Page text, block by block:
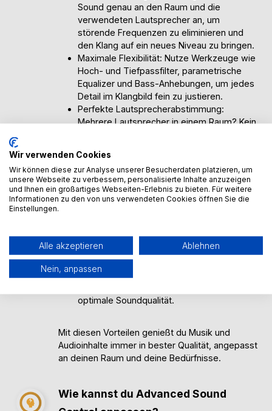
Sound genau an den Raum und die
verwendeten Lautsprecher an, um
störende Frequenzen zu eliminieren und
den Klang auf ein neues Niveau zu bringen.
Maximale Flexibilität: Nutze Werkzeuge wie
Hoch- und Tiefpassfilter, parametrische
Equalizer und Bass-Anhebungen, um jedes
Detail im Klangbild fein zu justieren.
Perfekte Lautsprecherabstimmung:
Mehrere Lautsprecher in einem Raum? Kein
Lautsprecher individuell ein.
Einfach zu bedienen: Trotz der
umfassenden Möglichkeiten ist die
Bedienung einfach und intuitiv gestaltet. Du
verlieren.
Herausragende Klangergebnisse: Egal, ob
du in einem kleinen Raum oder einem
großen Bereich hörst – die Advanced Sound
optimale Soundqualität.
Mit diesen Vorteilen genießt du Musik und
Audioinhalte immer in bester Qualität, angepasst
an deinen Raum und deine Bedürfnisse.
Wie kannst du Advanced Sound
Wir verwenden Cookies
Wir können diese zur Analyse unserer Besucherdaten platzieren, um
unsere Webseite zu verbessern, personalisierte Inhalte anzuzeigen
und Ihnen ein großartiges Webseiten-Erlebnis zu bieten. Für weitere
Informationen zu den von uns verwendeten Cookies öffnen Sie die
Einstellungen.
Alle akzeptieren Ablehnen
Nein, anpassen